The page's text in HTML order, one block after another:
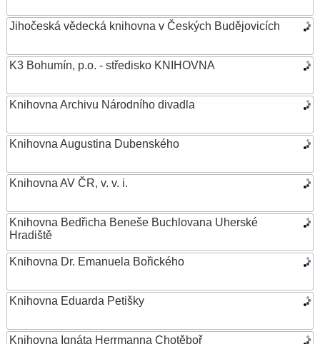
Jihočeská vědecká knihovna v Českých Budějovicích
K3 Bohumín, p.o. - středisko KNIHOVNA
Knihovna Archivu Národního divadla
Knihovna Augustina Dubenského
Knihovna AV ČR, v. v. i.
Knihovna Bedřicha Beneše Buchlovana Uherské
Hradiště
Knihovna Dr. Emanuela Bořického
Knihovna Eduarda Petišky
Knihovna Ignáta Herrmanna Chotěboř